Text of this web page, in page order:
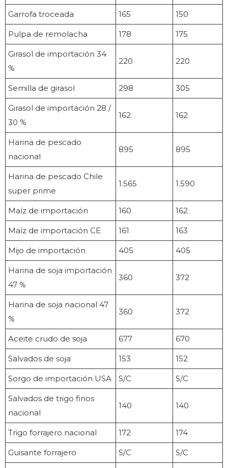
Garrofa troceada 165 150
Pulpa de remolacha 178 175
Girasol de importación 34
%
220 220
Semilla de girasol 298 305
Girasol de importación 28 /
30 %
162 162
Harina de pescado
nacional
895 895
Harina de pescado Chile
super prime
1.565 1.590
Maíz de importación 160 162
Maíz de importación CE 161 163
Mijo de importación 405 405
Harina de soja importación
47 %
360 372
Harina de soja nacional 47
%
360 372
Aceite crudo de soja 677 670
Salvados de soja 153 152
Sorgo de importación USA S/C S/C
Salvados de trigo finos
nacional
140 140
Trigo forrajero nacional 172 174
Guisante forrajero S/C S/C